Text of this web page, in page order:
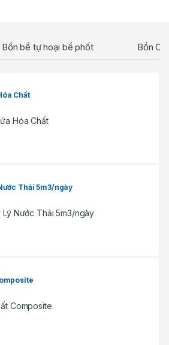
Bồn bể tự hoại bể phốt Bồn
Chất
Thải 5m3/ngày